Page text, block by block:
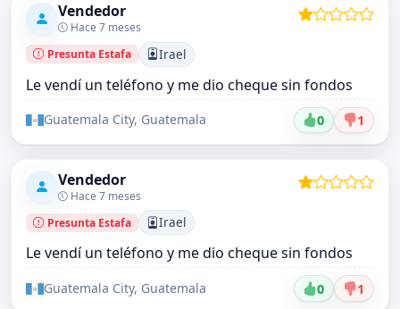
Vendedor
Hace 7 meses
Presunta Estafa
Irael
Le vendí un teléfono y me dio cheque sin fondos
Guatemala City, Guatemala 0 1
Vendedor
Hace 7 meses
Presunta Estafa
Irael
Le vendí un teléfono y me dio cheque sin fondos
Guatemala City, Guatemala 0 1